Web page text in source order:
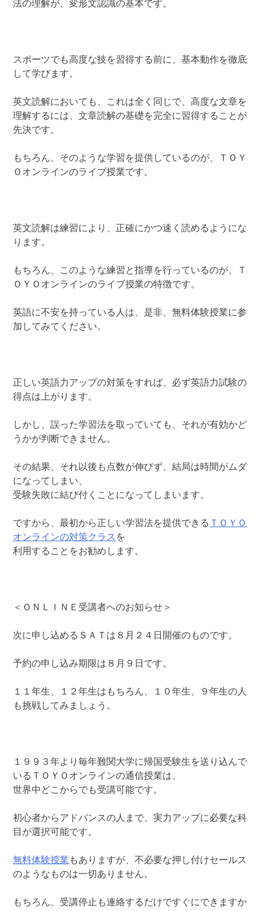
法の理解が、変形文認識の基本です。
スポーツでも高度な技を習得する前に、基本動作を徹底
して学びます。
英文読解においても、これは全く同じで、高度な文章を
理解するには、文章読解の基礎を完全に習得することが
先決です。
もちろん、そのような学習を提供しているのが、ＴＯＹ
Ｏオンラインのライブ授業です。
英文読解は練習により、正確にかつ速く読めるようにな
ります。
もちろん、このような練習と指導を行っているのが、Ｔ
ＯＹＯオンラインのライブ授業の特徴です。
英語に不安を持っている人は、是非、無料体験授業に参
加してみてください。
正しい英語力アップの対策をすれば、必ず英語力試験の
得点は上がります。
しかし、誤った学習法を取っていても、それが有効かど
うかが判断できません。
その結果、それ以後も点数が伸びず、結局は時間がムダ
になってしまい、
受験失敗に結び付くことになってしまいます。
ですから、最初から正しい学習法を提供できる ＴＯＹＯ
オンラインの対策クラス を
利用することをお勧めします。
＜ＯＮＬＩＮＥ受講者へのお知らせ＞
次に申し込めるＳＡＴは８月２４日開催のものです。
予約の申し込み期限は８月９日です。
１１年生、１２年生はもちろん、１０年生、９年生の人
も挑戦してみましょう。
１９９３年より毎年難関大学に帰国受験生を送り込んで
いるＴＯＹＯオンラインの通信授業は、
世界中どこからでも受講可能です。
初心者からアドバンスの人まで、実力アップに必要な科
目が選択可能です。
無料体験授業 もありますが、不必要な押し付けセールス
のようなものは一切ありません。
もちろん、受講停止も連絡するだけですぐにできますか